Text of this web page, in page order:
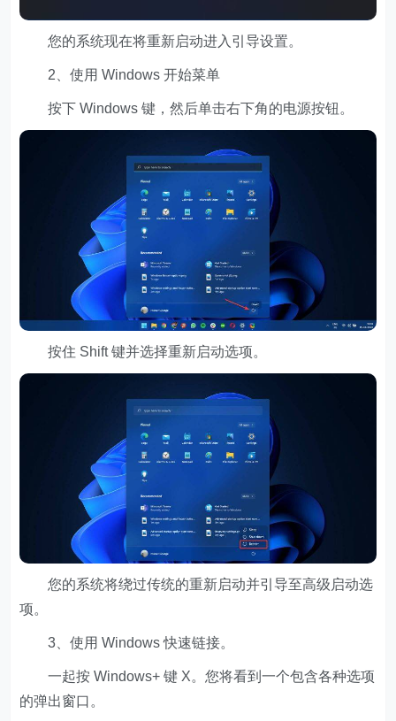
您的系统现在将重新启动进入引导设置。
2、使用 Windows 开始菜单
按下 Windows 键，然后单击右下角的电源按钮。
按住 Shift 键并选择重新启动选项。
您的系统将绕过传统的重新启动并引导至高级启动选
项。
3、使用 Windows 快速链接。
一起按 Windows+ 键 X。您将看到一个包含各种选项
的弹出窗口。